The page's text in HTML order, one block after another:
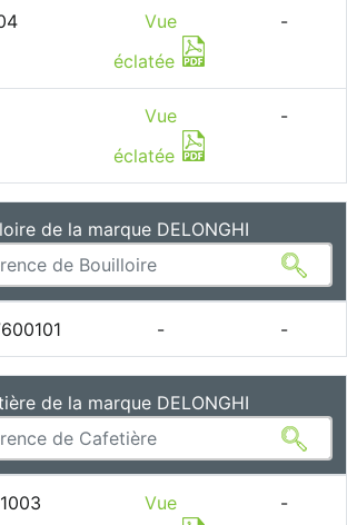
Vue
éclatée
-
Vue
éclatée
-
de la marque DELONGHI
- -
de la marque DELONGHI
Vue
-